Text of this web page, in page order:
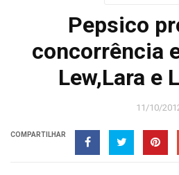
Pepsico
concorrência
Lew,Lara e
11/10/
COMPARTILHAR